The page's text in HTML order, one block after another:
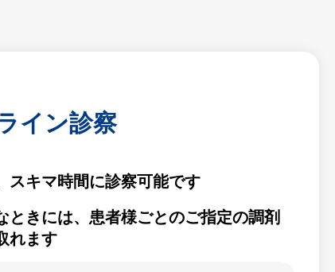
イン診察
スキマ時間に診察可能です
ときには、患者様ごとのご指定の調剤
れます